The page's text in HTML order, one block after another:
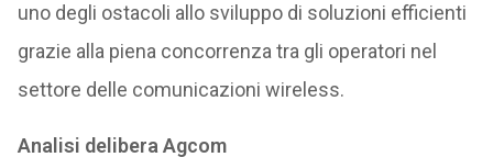
uno degli ostacoli allo sviluppo di soluzioni efficienti
grazie alla piena concorrenza tra gli operatori nel
settore delle comunicazioni wireless.
Analisi delibera Agcom